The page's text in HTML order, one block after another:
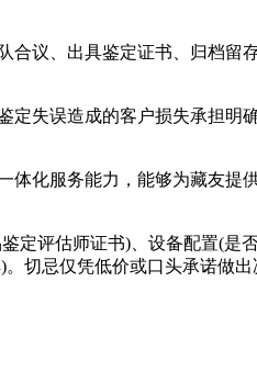
议、出具鉴定证书、归档留
失误造成的客户损失承担明
化服务能力，能够为藏友提
评估师证书)、设备配置(是
切忌仅凭低价或口头承诺做